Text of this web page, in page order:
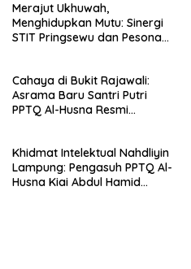
Merajut Ukhuwah,
Menghidupkan Mutu: Sinergi
STIT Pringsewu dan Pesona
Cahaya di Bukit Rajawali:
Asrama Baru Santri Putri
PPTQ Al-Husna Resmi
Khidmat Intelektual Nahdliyin
Lampung: Pengasuh PPTQ Al-
Husna Kiai Abdul Hamid